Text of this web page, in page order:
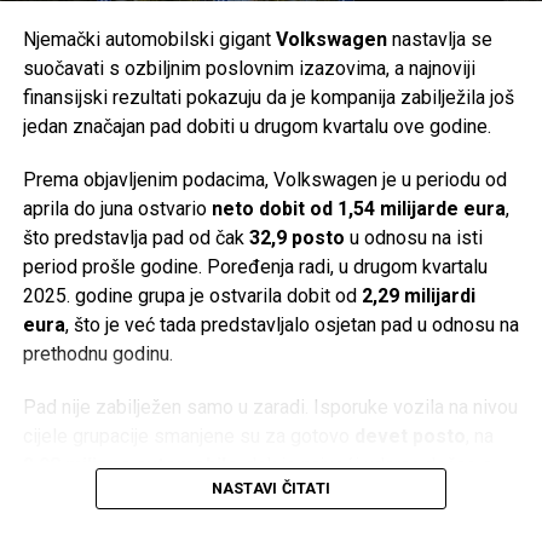
Problemi su postali vidljivi već 2022. godine. Kompanija je
postala previše zavisna od Applea, dok su inflacija,
usporavanje svjetske ekonomije, slabija potražnja za
poremećaji u lancima snabdijevanja dodatno pogoršali
poslovanje.
Istovremeno, Vartine baterije za električna vozila nisu
ostvarile očekivani tržišni uspjeh. Njihov jedini poznati
kupac bio jePorsche, a proizvod je ostao ograničen na
manji segment hibridnih automobila.
Ima li Varta budućnost?
vrijeme i ukinula stotine radnih mjesta. Predstavnici
zaposlenih i dioničara za stanje uglavnom krive loše
Share Post
Share
Tweet Share
Mail
Njemački automobilski gigant Volkswagennastavlja se
suočavati s ozbiljnim poslovnim izazovima, a najnoviji
finansijski rezultati pokazuju da je kompanija zabilježila još
jedan značajan pad dobiti u drugom kvartalu ove godine.
Prema objavljenim podacima, Volkswagen je u periodu od
aprila do juna ostvario neto dobit od 1,54 milijarde eura,
što predstavlja pad od čak 32,9 posto u odnosu na isti
period prošle godine. Poređenja radi, u drugom kvartalu
2025. godine grupa je ostvarila dobit od 2,29 milijardi
eura, što je već tada predstavljalo osjetan pad u odnosu na
prethodnu godinu.
Pad nije zabilježen samo u zaradi. Isporuke vozila na nivou
2,08 miliona automobila, dok je najveći udarac došao s
kineskog tržišta. Prodaja u Kini pala je za više od
NASTAVI ČITATI